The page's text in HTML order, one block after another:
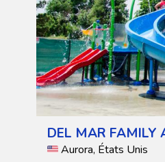
DEL MAR FAMILY
Aurora, États Unis